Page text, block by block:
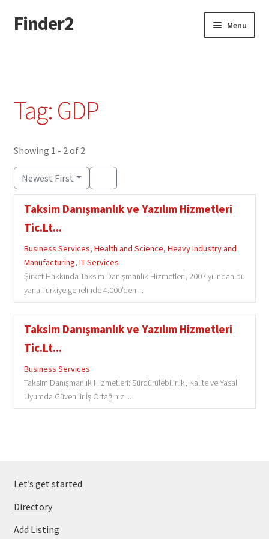
Skip
to
Skip
to
Finder2 Menu
Privacy Policy
Tag: GDP
Showing 1 - 2 of 2
Newest First
Taksim Danışmanlık ve Yazılım Hizmetleri
Tic.Lt...
Business Services, Health and Science, Heavy Industry and
Manufacturing, IT Services
Şirket Hakkında Taksim Danışmanlık Hizmetleri, 2007 yılından bu
yana Türkiye genelinde 4.000’den ...
Taksim Danışmanlık ve Yazılım Hizmetleri
Tic.Lt...
Business Services
Taksim Danışmanlık Hizmetleri: Sürdürülebilirlik, Kalite ve Yasal
Uyumda Güvenilir İş Ortağınız ...
Let’s get started
Directory
Add Listing